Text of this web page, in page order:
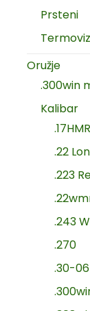
Prsteni
Oružje
.300win
Kalibar
.17HMR
.22
.223
.243
.270
.30-06